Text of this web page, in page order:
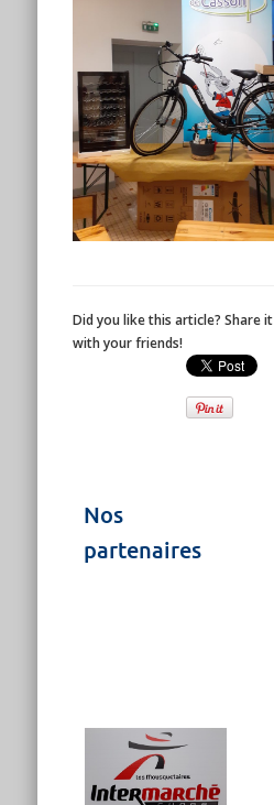
Did you like this article? Share it
with your friends!
Nos
partenaires